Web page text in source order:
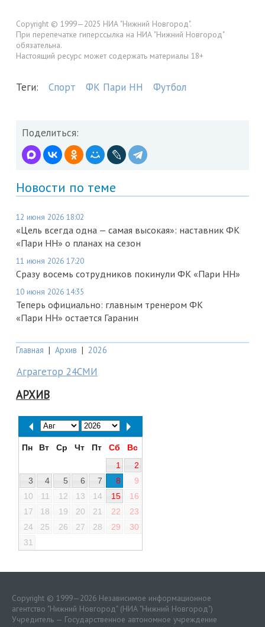
Copyright © 1999—2025 НИА "Нижний Новгород".
При перепечатке гиперссылка на НИА "Нижний Новгород"
обязательна.
Настоящий ресурс может содержать материалы 18+
Теги: Спорт ФК Пари НН Футбол
Поделиться:
Новости по теме
12 июня 2026 18:02
«Цель всегда одна — самая высокая»: наставник ФК
«Пари НН» о планах на сезон
11 июня 2026 17:20
Сразу восемь сотрудников покинули ФК «Пари НН»
10 июня 2026 14:35
Теперь официально: главным тренером ФК
«Пари НН» остается Гаранин
Главная | Архив | 2026
Аграгетор 24СМИ
АРХИВ
Пн Вт Ср Чт Пт Сб
Вс
1
2
3
4 5 6 7 8
9
10
11 12 13 14 15
16
17
18 19 20 21 22
23
24
25 26 27 28 29
30
31
Copyright © 1999—2026 Независимое информационное
агентство "Нижний Новгород" (НИА "Нижний Новгород")
Учредитель — Государственное автономное учреждение